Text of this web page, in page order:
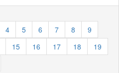
4 5 6 7 8
9
15 16 17 18
19